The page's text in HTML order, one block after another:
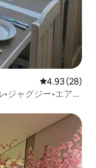
レビュー28
4.93 (28)
ジャグジー•エアコ